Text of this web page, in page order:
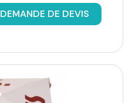
DEMANDE DE DEVIS